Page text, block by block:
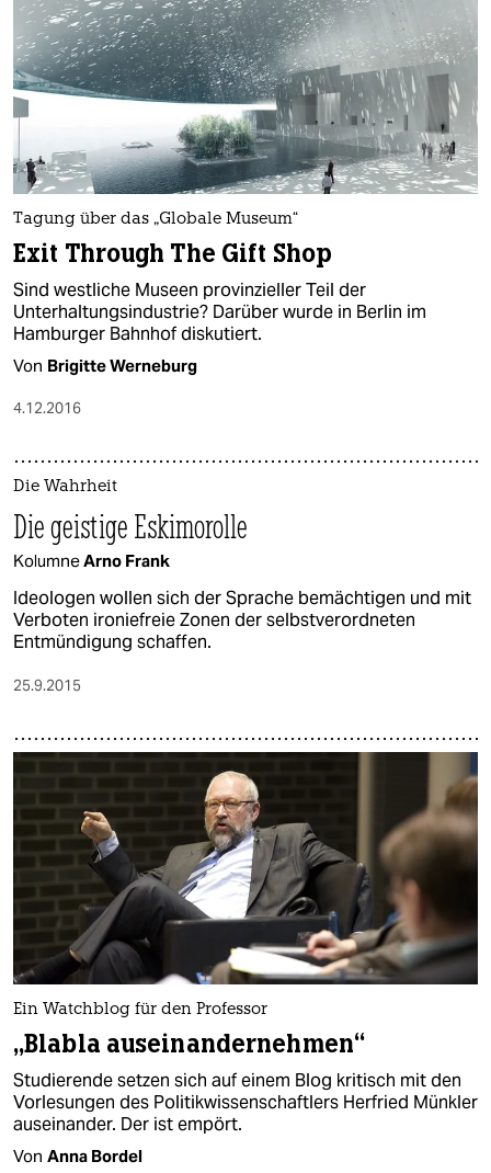
Tagung über das „Globale Museum“
Exit Through The Gift Shop
Sind westliche Museen provinzieller Teil der
Unterhaltungsindustrie? Darüber wurde in Berlin im
Hamburger Bahnhof diskutiert.
Von Brigitte Werneburg
4.12.2016
Die Wahrheit
Die geistige Eskimorolle
KolumneArno Frank
Ideologen wollen sich der Sprache bemächtigen und mit
Verboten ironiefreie Zonen der selbstverordneten
Entmündigung schaffen.
25.9.2015
Ein Watchblog für den Professor
„Blabla auseinandernehmen“
Studierende setzen sich auf einem Blog kritisch mit den
Vorlesungen des Politikwissenschaftlers Herfried Münkler
auseinander. Der ist empört.
Von Anna Bordel